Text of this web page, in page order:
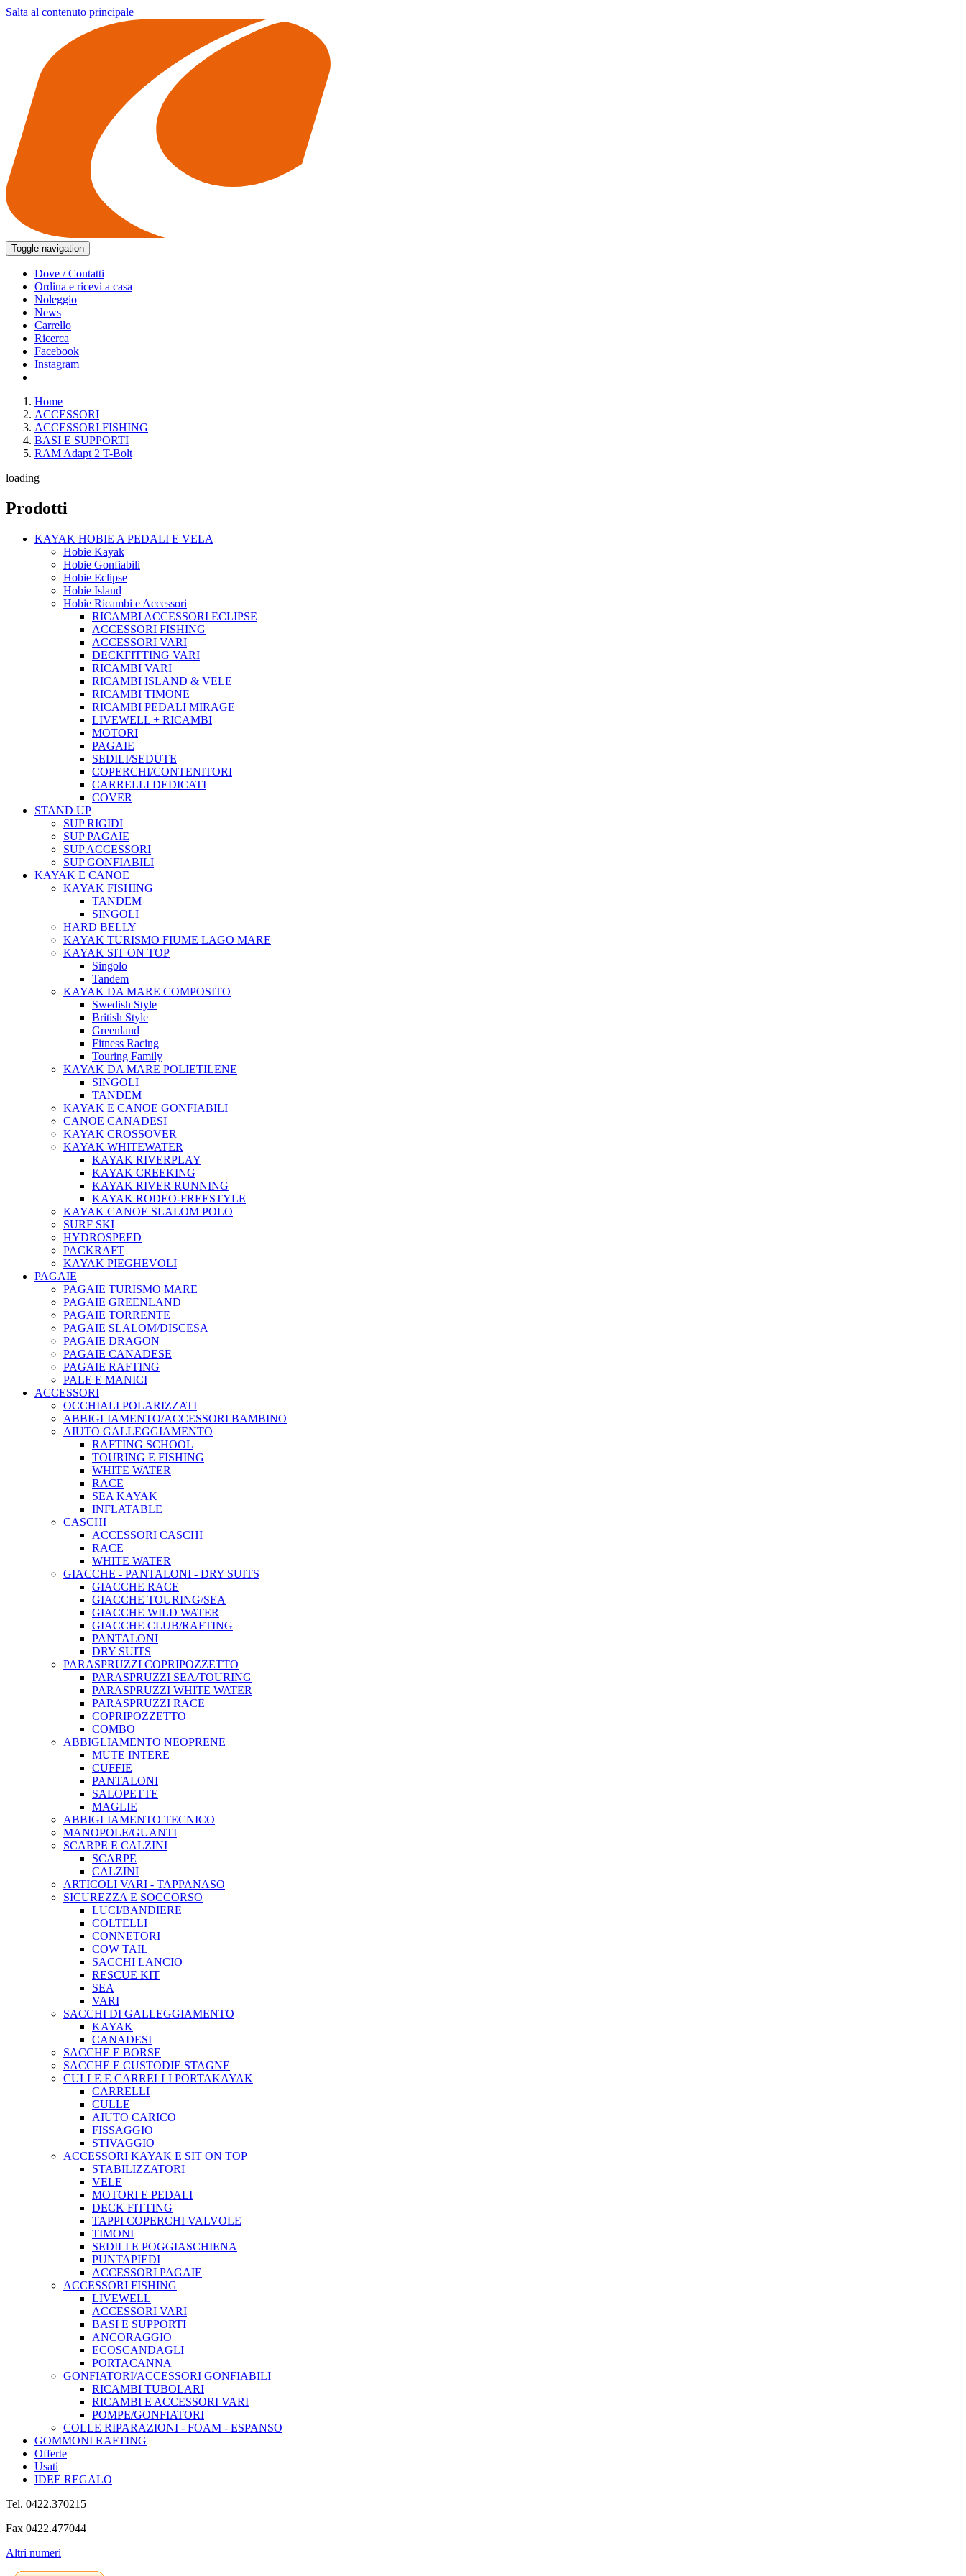
Salta al contenuto principale
Toggle navigation
Dove / Contatti
Ordina e ricevi a casa
Noleggio
News
Carrello
Ricerca
Facebook
Instagram
Home
ACCESSORI
ACCESSORI FISHING
BASI E SUPPORTI
RAM Adapt 2 T-Bolt
loading
Prodotti
KAYAK HOBIE A PEDALI E VELA
Hobie Kayak
Hobie Gonfiabili
Hobie Eclipse
Hobie Island
Hobie Ricambi e Accessori
RICAMBI ACCESSORI ECLIPSE
ACCESSORI FISHING
ACCESSORI VARI
DECKFITTING VARI
RICAMBI VARI
RICAMBI ISLAND & VELE
RICAMBI TIMONE
RICAMBI PEDALI MIRAGE
LIVEWELL + RICAMBI
MOTORI
PAGAIE
SEDILI/SEDUTE
COPERCHI/CONTENITORI
CARRELLI DEDICATI
COVER
STAND UP
SUP RIGIDI
SUP PAGAIE
SUP ACCESSORI
SUP GONFIABILI
KAYAK E CANOE
KAYAK FISHING
TANDEM
SINGOLI
HARD BELLY
KAYAK TURISMO FIUME LAGO MARE
KAYAK SIT ON TOP
Singolo
Tandem
KAYAK DA MARE COMPOSITO
Swedish Style
British Style
Greenland
Fitness Racing
Touring Family
KAYAK DA MARE POLIETILENE
SINGOLI
TANDEM
KAYAK E CANOE GONFIABILI
CANOE CANADESI
KAYAK CROSSOVER
KAYAK WHITEWATER
KAYAK RIVERPLAY
KAYAK CREEKING
KAYAK RIVER RUNNING
KAYAK RODEO-FREESTYLE
KAYAK CANOE SLALOM POLO
SURF SKI
HYDROSPEED
PACKRAFT
KAYAK PIEGHEVOLI
PAGAIE
PAGAIE TURISMO MARE
PAGAIE GREENLAND
PAGAIE TORRENTE
PAGAIE SLALOM/DISCESA
PAGAIE DRAGON
PAGAIE CANADESE
PAGAIE RAFTING
PALE E MANICI
ACCESSORI
OCCHIALI POLARIZZATI
ABBIGLIAMENTO/ACCESSORI BAMBINO
AIUTO GALLEGGIAMENTO
RAFTING SCHOOL
TOURING E FISHING
WHITE WATER
RACE
SEA KAYAK
INFLATABLE
CASCHI
ACCESSORI CASCHI
RACE
WHITE WATER
GIACCHE - PANTALONI - DRY SUITS
GIACCHE RACE
GIACCHE TOURING/SEA
GIACCHE WILD WATER
GIACCHE CLUB/RAFTING
PANTALONI
DRY SUITS
PARASPRUZZI COPRIPOZZETTO
PARASPRUZZI SEA/TOURING
PARASPRUZZI WHITE WATER
PARASPRUZZI RACE
COPRIPOZZETTO
COMBO
ABBIGLIAMENTO NEOPRENE
MUTE INTERE
CUFFIE
PANTALONI
SALOPETTE
MAGLIE
ABBIGLIAMENTO TECNICO
MANOPOLE/GUANTI
SCARPE E CALZINI
SCARPE
CALZINI
ARTICOLI VARI - TAPPANASO
SICUREZZA E SOCCORSO
LUCI/BANDIERE
COLTELLI
CONNETORI
COW TAIL
SACCHI LANCIO
RESCUE KIT
SEA
VARI
SACCHI DI GALLEGGIAMENTO
KAYAK
CANADESI
SACCHE E BORSE
SACCHE E CUSTODIE STAGNE
CULLE E CARRELLI PORTAKAYAK
CARRELLI
CULLE
AIUTO CARICO
FISSAGGIO
STIVAGGIO
ACCESSORI KAYAK E SIT ON TOP
STABILIZZATORI
VELE
MOTORI E PEDALI
DECK FITTING
TAPPI COPERCHI VALVOLE
TIMONI
SEDILI E POGGIASCHIENA
PUNTAPIEDI
ACCESSORI PAGAIE
ACCESSORI FISHING
LIVEWELL
ACCESSORI VARI
BASI E SUPPORTI
ANCORAGGIO
ECOSCANDAGLI
PORTACANNA
GONFIATORI/ACCESSORI GONFIABILI
RICAMBI TUBOLARI
RICAMBI E ACCESSORI VARI
POMPE/GONFIATORI
COLLE RIPARAZIONI - FOAM - ESPANSO
GOMMONI RAFTING
Offerte
Usati
IDEE REGALO
Tel. 0422.370215
Fax 0422.477044
Altri numeri